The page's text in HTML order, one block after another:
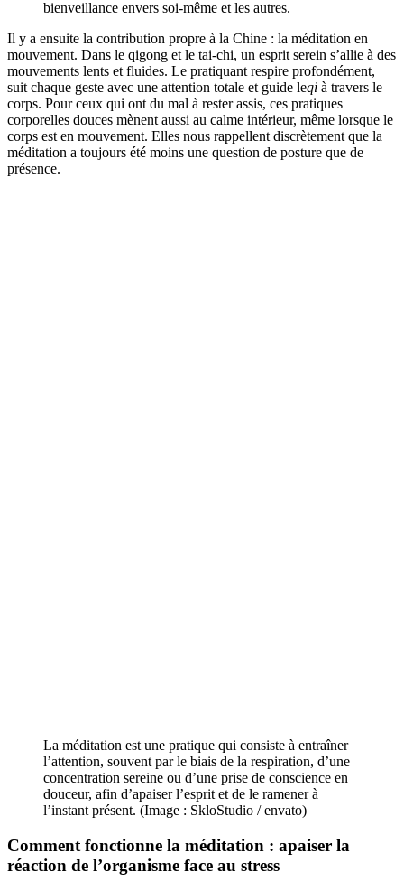
bienveillance envers soi-même et les autres.
Il y a ensuite la contribution propre à la Chine : la méditation en
mouvement. Dans le qigong et le tai-chi, un esprit serein s’allie à des
mouvements lents et fluides. Le pratiquant respire profondément,
suit chaque geste avec une attention totale et guide leqi à travers le
corps. Pour ceux qui ont du mal à rester assis, ces pratiques
corporelles douces mènent aussi au calme intérieur, même lorsque le
corps est en mouvement. Elles nous rappellent discrètement que la
méditation a toujours été moins une question de posture que de
présence.
La méditation est une pratique qui consiste à entraîner
l’attention, souvent par le biais de la respiration, d’une
concentration sereine ou d’une prise de conscience en
douceur, afin d’apaiser l’esprit et de le ramener à
l’instant présent. (Image : SkloStudio / envato)
Comment fonctionne la méditation : apaiser la
réaction de l’organisme face au stress